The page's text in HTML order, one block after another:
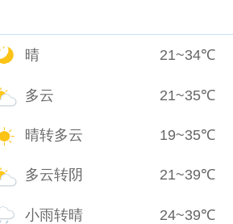
晴 21~34℃
多云 21~35℃
晴转多云 19~35℃
多云转阴 21~39℃
小雨转晴 24~39℃